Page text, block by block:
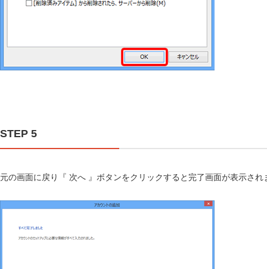
STEP 5
元の画面に戻り『 次へ 』ボタンをクリックすると完了画面が表示され